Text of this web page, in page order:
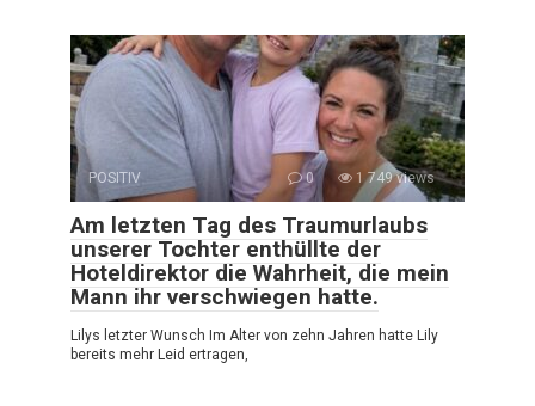
POSITIV 0 1 749 views
Am letzten Tag des Traumurlaubs
unserer Tochter enthüllte der
Hoteldirektor die Wahrheit, die mein
Mann ihr verschwiegen hatte.
Lilys letzter Wunsch Im Alter von zehn Jahren hatte Lily
bereits mehr Leid ertragen,